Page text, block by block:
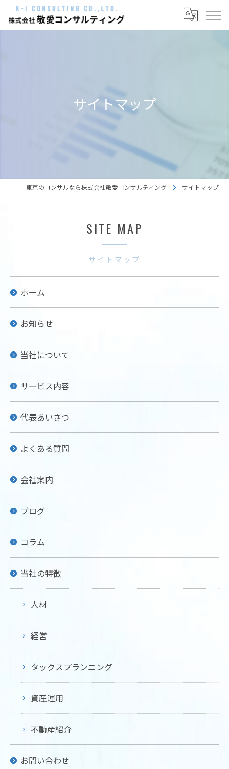
サイトマップ
東京のコンサルなら株式会社敬愛コンサルティング サイトマップ
サイトマップ
SITE MAP
ホーム
お知らせ
当社について
サービス内容
代表あいさつ
よくある質問
会社案内
ブログ
コラム
当社の特徴
人材
経営
タックスプランニング
資産運用
不動産紹介
お問い合わせ